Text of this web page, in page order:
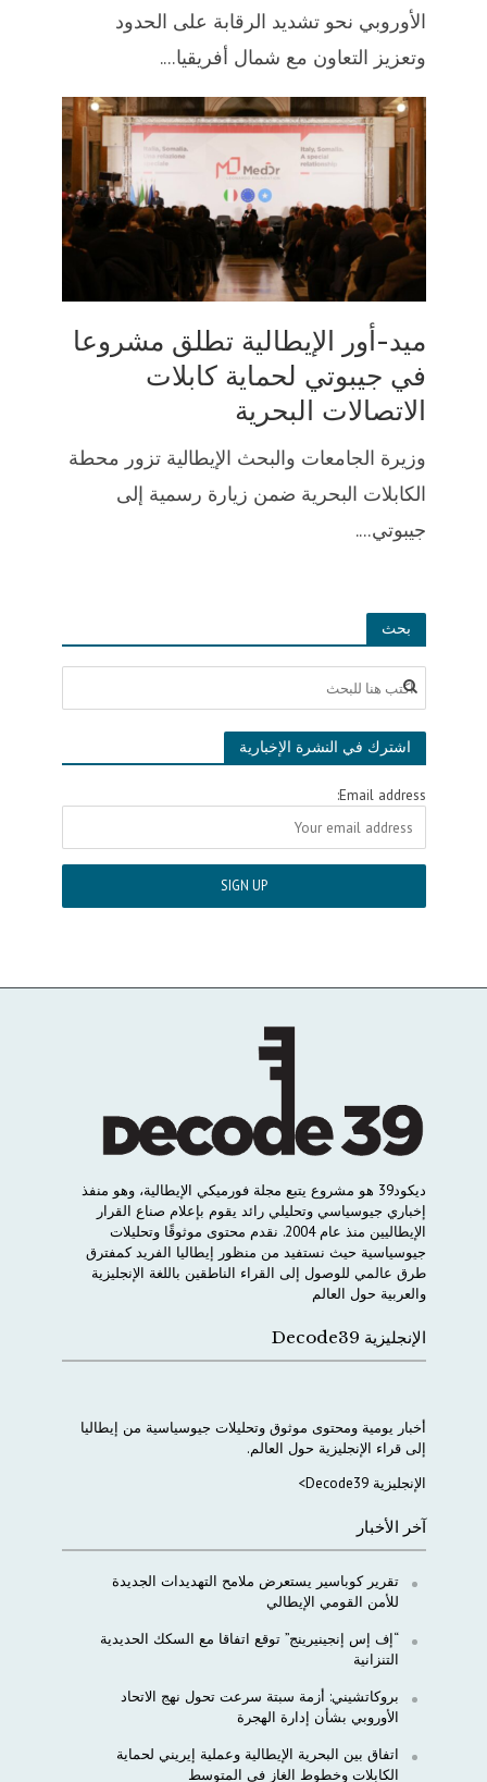
الأوروبي نحو تشديد الرقابة على الحدود
وتعزيز التعاون مع شمال أفريقيا....
ميد-أور الإيطالية تطلق مشروعا
في جيبوتي لحماية كابلات
الاتصالات البحرية
وزيرة الجامعات والبحث الإيطالية تزور محطة
الكابلات البحرية ضمن زيارة رسمية إلى
جيبوتي....
بحث
اشترك في النشرة الإخبارية
Email address:
ديكود39 هو مشروع يتبع مجلة فورميكي الإيطالية، وهو منفذ
إخباري جيوسياسي وتحليلي رائد يقوم بإعلام صناع القرار
الإيطاليين منذ عام 2004. نقدم محتوى موثوقًا وتحليلات
جيوسياسية حيث نستفيد من منظور إيطاليا الفريد كمفترق
طرق عالمي للوصول إلى القراء الناطقين باللغة الإنجليزية
والعربية حول العالم
الإنجليزية Decode39
أخبار يومية ومحتوى موثوق وتحليلات جيوسياسية من إيطاليا
إلى قراء الإنجليزية حول العالم.
الإنجليزية Decode39>
آخر الأخبار
تقرير كوباسير يستعرض ملامح التهديدات الجديدة
للأمن القومي الإيطالي
“إف إس إنجينيرينج” توقع اتفاقا مع السكك الحديدية
التنزانية
بروكاتشيني: أزمة سبتة سرعت تحول نهج الاتحاد
الأوروبي بشأن إدارة الهجرة
اتفاق بين البحرية الإيطالية وعملية إيريني لحماية
الكابلات وخطوط الغاز في المتوسط